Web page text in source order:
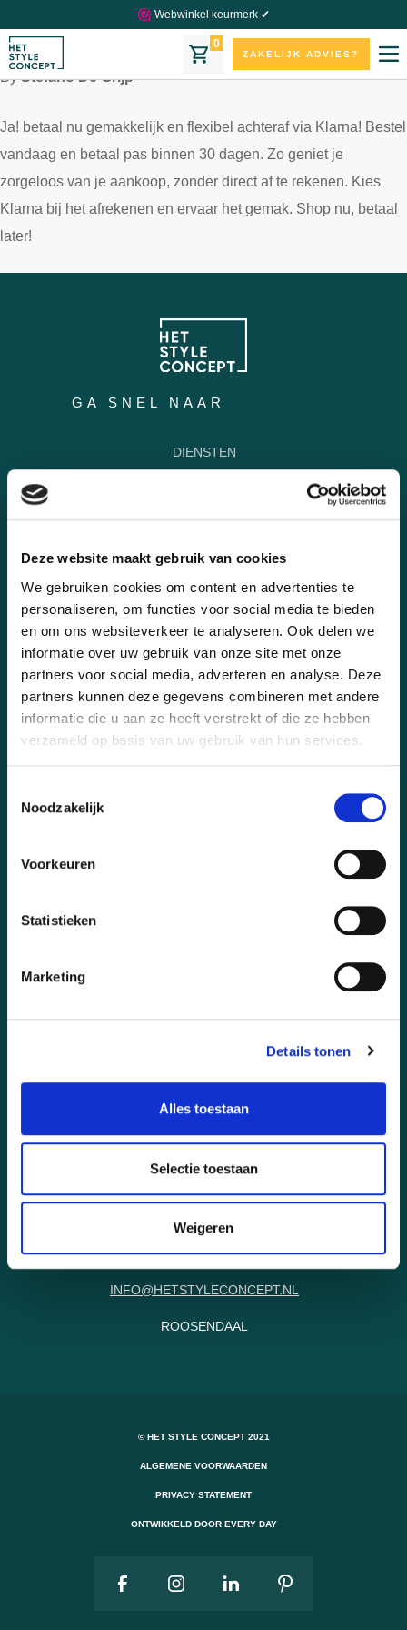
Deze website maakt gebruik van cookies
We gebruiken cookies om content en advertenties te
personaliseren, om functies voor social media te bieden
en om ons websiteverkeer te analyseren. Ook delen we
informatie over uw gebruik van onze site met onze
partners voor social media, adverteren en analyse. Deze
partners kunnen deze gegevens combineren met andere
informatie die u aan ze heeft verstrekt of die ze hebben
verzameld op basis van uw gebruik van hun services.
Noodzakelijk
Voorkeuren
Statistieken
Marketing
Details tonen
Alles toestaan
Selectie toestaan
Weigeren
Webwinkel keurmerk ✔
0
ZAKELIJK ADVIES?
Kan ik achteraf betalen?
17 december 2024
ByStefano De Grijp
Ja! betaal nu gemakkelijk en flexibel achteraf via Klarna! Bestel
vandaag en betaal pas binnen 30 dagen. Zo geniet je
zorgeloos van je aankoop, zonder direct af te rekenen. Kies
Klarna bij het afrekenen en ervaar het gemak. Shop nu, betaal
later!
GA SNEL NAAR
DIENSTEN
PROJECTEN
OVER ONS
CONTACT
FAQ
BEOORDELINGEN
RETOUR
KLACHTENPAGINA
INSPIRATIE VOOR INTERIEURBEPLANTING
BETAALMOGELIJKEDEN
CONTACTGEGEVENS
+316 21 30 09 26
INFO@HETSTYLECONCEPT.NL
ROOSENDAAL
© HET STYLE CONCEPT 2021
ALGEMENE VOORWAARDEN
PRIVACY STATEMENT
ONTWIKKELD DOOR EVERY DAY